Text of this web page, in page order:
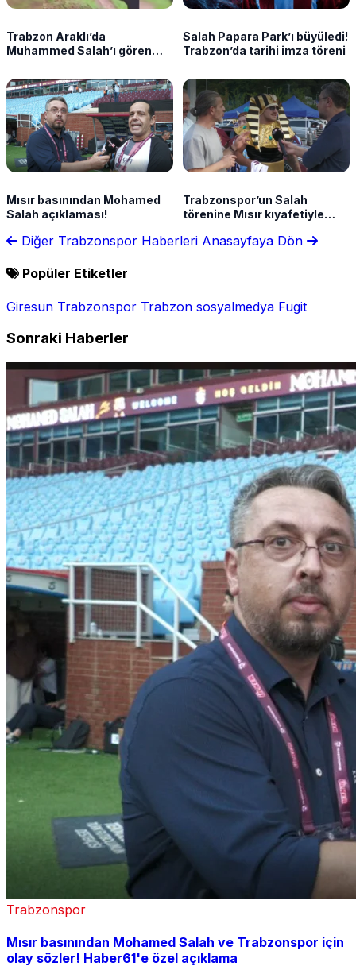
Trabzon Araklı’da
Muhammed Salah’ı gören
konuşması
Salah Papara Park’ı büyüledi!
Trabzon’da tarihi imza töreni
Mısır basınından Mohamed
Salah açıklaması!
Trabzonspor’un Salah
törenine Mısır kıyafetiyle
Diğer Trabzonspor Haberleri Anasayfaya Dön
Popüler Etiketler
Giresun Trabzonspor Trabzon sosyalmedya Fugit
Sonraki Haberler
Trabzonspor
Mısır basınından Mohamed Salah ve Trabzonspor için
olay sözler! Haber61'e özel açıklama